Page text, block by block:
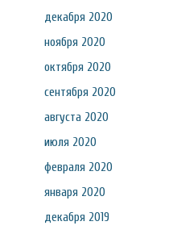
декабря 2020
ноября 2020
октября 2020
сентября 2020
августа 2020
июля 2020
февраля 2020
января 2020
декабря 2019